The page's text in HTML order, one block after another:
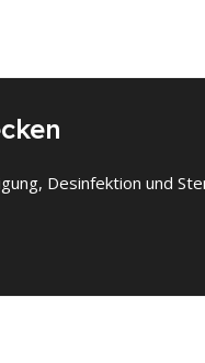
Desinfektion und